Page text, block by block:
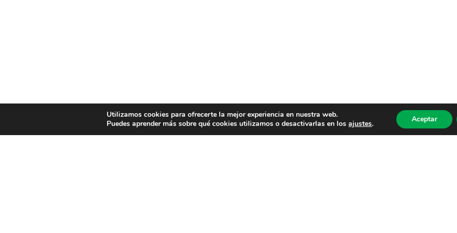
Utilizamos cookies para ofrecerte la mejor experiencia en nuestra web.
Puedes aprender más sobre qué cookies utilizamos o desactivarlas en losajustes. Aceptar